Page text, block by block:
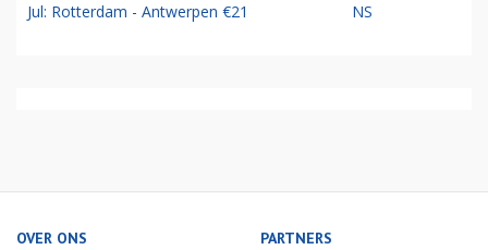
Jul: Rotterdam - Antwerpen €21 NS
OVER ONS PARTNERS